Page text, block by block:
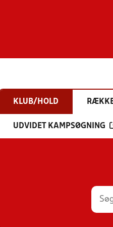
KLUB/HOLD
UDVIDET KAMPSØGNING